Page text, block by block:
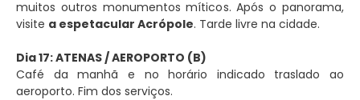
muitos outros monumentos míticos. Após o panorama,
visite a espetacular Acrópole. Tarde livre na cidade.
Dia 17: ATENAS / AEROPORTO (B)
Café da manhã e no horário indicado traslado ao
aeroporto. Fim dos serviços.